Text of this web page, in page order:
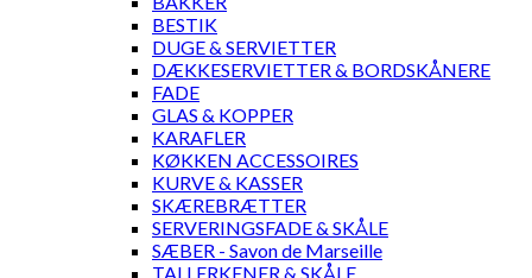
BESTIK
DUGE & SERVIETTER
DÆKKESERVIETTER & BORDSKÅNERE
FADE
GLAS & KOPPER
KARAFLER
KØKKEN ACCESSOIRES
KURVE & KASSER
SKÆREBRÆTTER
SERVERINGSFADE & SKÅLE
SÆBER - Savon de Marseille
TALLERKENER & SKÅLE